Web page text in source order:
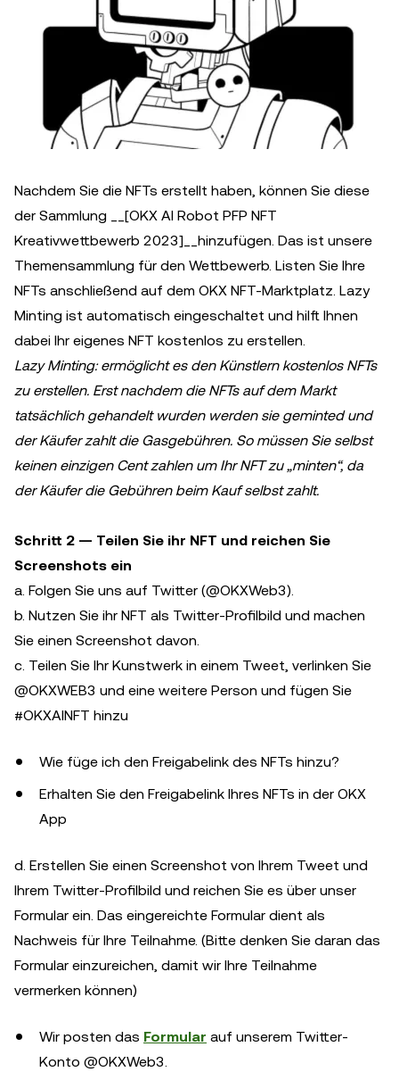
Nachdem Sie die NFTs erstellt haben, können Sie diese
der Sammlung __[OKX AI Robot PFP NFT
Kreativwettbewerb 2023]__hinzufügen. Das ist unsere
Themensammlung für den Wettbewerb. Listen Sie Ihre
NFTs anschließend auf dem OKX NFT-Marktplatz. Lazy
Minting ist automatisch eingeschaltet und hilft Ihnen
dabei Ihr eigenes NFT kostenlos zu erstellen.
Lazy Minting: ermöglicht es den Künstlern kostenlos NFTs
zu erstellen. Erst nachdem die NFTs auf dem Markt
tatsächlich gehandelt wurden werden sie geminted und
der Käufer zahlt die Gasgebühren. So müssen Sie selbst
keinen einzigen Cent zahlen um Ihr NFT zu „minten“, da
der Käufer die Gebühren beim Kauf selbst zahlt.
Schritt 2 — Teilen Sie ihr NFT und reichen Sie
Screenshots ein
a. Folgen Sie uns auf Twitter (@OKXWeb3).
b. Nutzen Sie ihr NFT als Twitter-Profilbild und machen
Sie einen Screenshot davon.
c. Teilen Sie Ihr Kunstwerk in einem Tweet, verlinken Sie
@OKXWEB3 und eine weitere Person und fügen Sie
#OKXAINFT hinzu
Wie füge ich den Freigabelink des NFTs hinzu?
Erhalten Sie den Freigabelink Ihres NFTs in der OKX
App
d. Erstellen Sie einen Screenshot von Ihrem Tweet und
Ihrem Twitter-Profilbild und reichen Sie es über unser
Formular ein. Das eingereichte Formular dient als
Nachweis für Ihre Teilnahme. (Bitte denken Sie daran das
Formular einzureichen, damit wir Ihre Teilnahme
vermerken können)
Wir posten das Formular auf unserem Twitter-
Konto @OKXWeb3.